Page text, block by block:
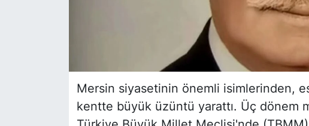
Mersin siyasetinin önemli isimlerinden,
kentte büyük üzüntü yarattı. Üç dönem